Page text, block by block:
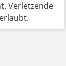
Verletzende